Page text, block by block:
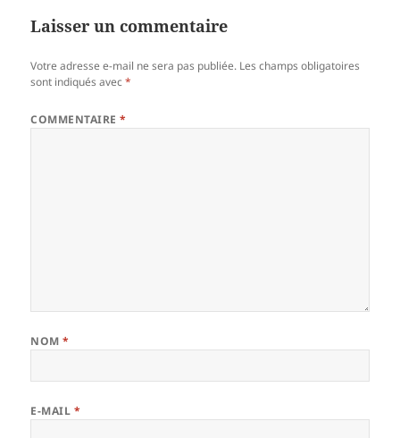
Laisser un commentaire
Votre adresse e-mail ne sera pas publiée. Les champs obligatoires
sont indiqués avec*
COMMENTAIRE*
NOM*
E-MAIL *